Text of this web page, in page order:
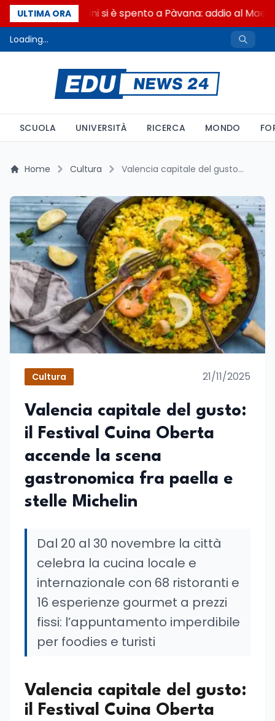
ULTIMA ORA
Francesco Guccini si è spento a Pàvana: addio al
Loading...
SCUOLA UNIVERSITÀ RICERCA MONDO
Home Cultura Valencia capitale del gusto: il Festival Cuina Oberta accende la scena gastronomica fra paella e stelle Michelin
Cultura 21/11/2025
Valencia capitale del gusto:
il Festival Cuina Oberta
accende la scena
gastronomica fra paella e
stelle Michelin
Dal 20 al 30 novembre la città
celebra la cucina locale e
internazionale con 68 ristoranti e
16 esperienze gourmet a prezzi
fissi: l’appuntamento imperdibile
per foodies e turisti
Valencia capitale del gusto:
il Festival Cuina Oberta